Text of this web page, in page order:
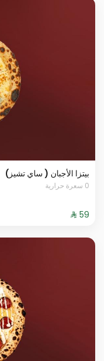
بيتزا الأجبان ( ساي تشيز)
0 سعرة حرارية